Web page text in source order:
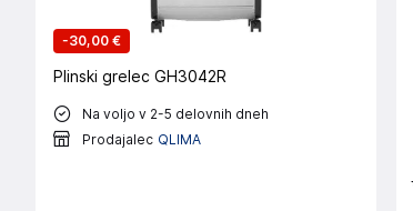
-30,00 €
Plinski grelec GH3042R
Na voljo v 2-5 delovnih dneh
Prodajalec QLIMA